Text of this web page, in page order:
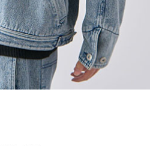
意申辦者引起之損失，本公司不負相關責
，將依據個別帳號之用戶狀況，依本公司即
有額度不足之情形，本公司將視審查結果
他人資訊註冊。若發現惡意使用之情形，
該用戶之使用額度並採取法律行動。
上)免運費